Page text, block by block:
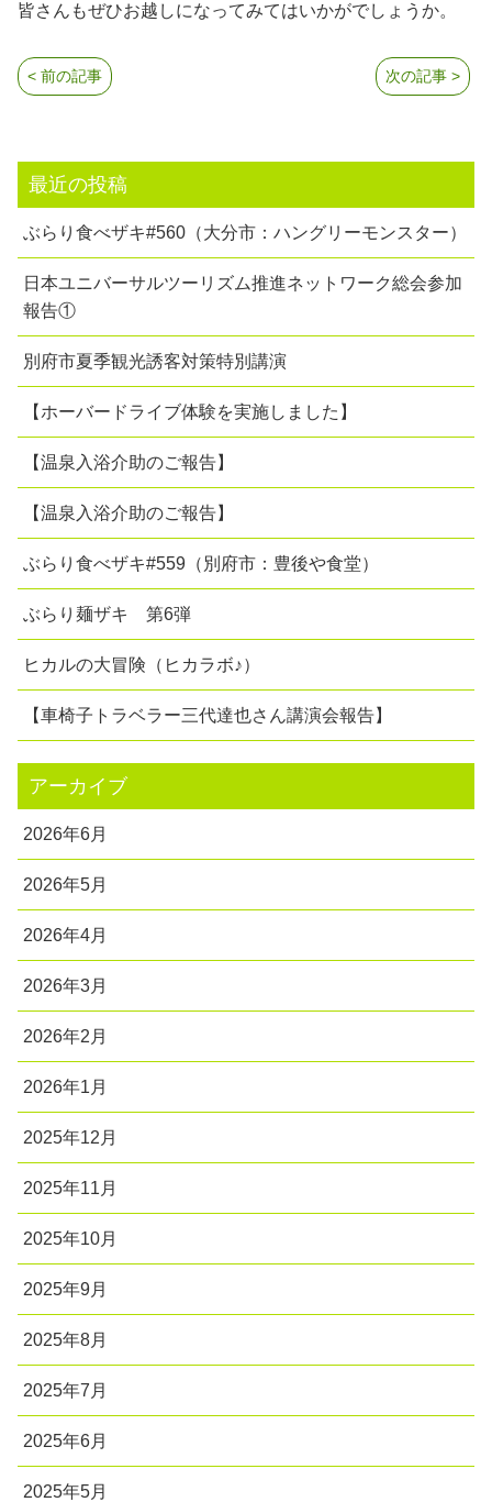
皆さんもぜひお越しになってみてはいかがでしょうか。
次の記事 >
< 前の記事
最近の投稿
ぶらり食べザキ#560（大分市：ハングリーモンスター）
日本ユニバーサルツーリズム推進ネットワーク総会参加
報告①
別府市夏季観光誘客対策特別講演
【ホーバードライブ体験を実施しました】
【温泉入浴介助のご報告】
【温泉入浴介助のご報告】
ぶらり食べザキ#559（別府市：豊後や食堂）
ぶらり麺ザキ 第6弾
ヒカルの大冒険（ヒカラボ♪）
【車椅子トラベラー三代達也さん講演会報告】
アーカイブ
2026年6月
2026年5月
2026年4月
2026年3月
2026年2月
2026年1月
2025年12月
2025年11月
2025年10月
2025年9月
2025年8月
2025年7月
2025年6月
2025年5月